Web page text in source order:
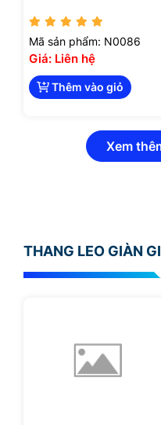
Mã sản phẩm: N0086
Giá: Liên hệ
Thêm vào giỏ
Xem
THANG LEO GIÀN